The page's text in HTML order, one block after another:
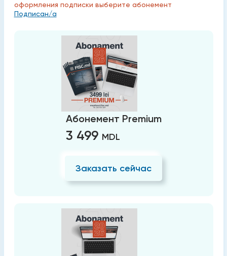
оформления подписки выберите абонемент
Подписан/а
Абонемент Premium
3 499 MDL
Заказать сейчас